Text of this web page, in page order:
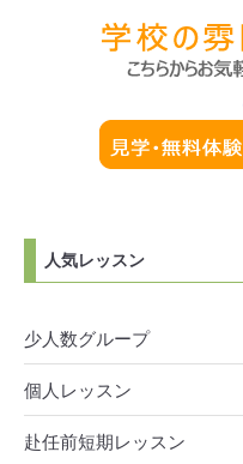
人気レッスン
少人数グループ
個人レッスン
赴任前短期レッスン